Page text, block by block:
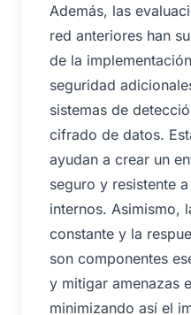
Además, las
red anteriores han
de la
seguridad
sistemas de
cifrado de datos.
ayudan a crear un
seguro y resistente
internos. Asimismo,
constante y la
son componentes
y mitigar amenazas
minimizando así el